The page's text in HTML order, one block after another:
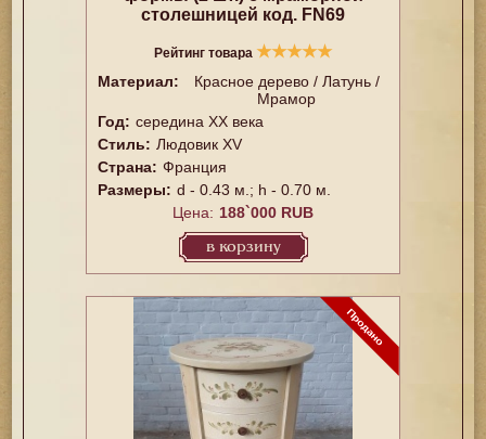
столешницей код. FN69
Рейтинг товара ★★★★★
Материал:
Красное дерево / Латунь /
Мрамор
Год: cередина ХХ века
Стиль: Людовик XV
Страна: Франция
Размеры: d - 0.43 м.; h - 0.70 м.
Цена: 188`000 RUB
в корзину